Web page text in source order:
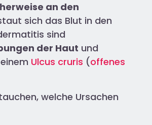
an den
sich das Blut in den
sind
der Haut und
Ulcus cruris (offenes
welche Ursachen